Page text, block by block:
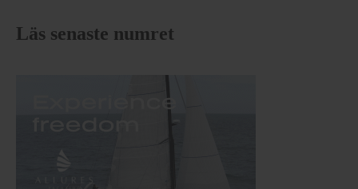
Läs senaste numret